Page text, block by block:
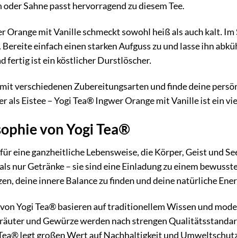
Sahne passt hervorragend zu diesem Tee.
Orange mit Vanille schmeckt sowohl heiß als auch kalt.
Bereite einfach einen starken Aufguss zu und lasse ihn
fertig ist ein köstlicher Durstlöscher.
verschiedenen Zubereitungsarten und finde deine
als Eistee – Yogi Tea® Ingwer Orange mit Vanille ist ein
von Yogi Tea®
eine ganzheitliche Lebensweise, die Körper, Geist und
nur Getränke – sie sind eine Einladung zu einem
deine innere Balance zu finden und deine natürliche
Yogi Tea® basieren auf traditionellem Wissen und
und Gewürze werden nach strengen
legt großen Wert auf Nachhaltigkeit und